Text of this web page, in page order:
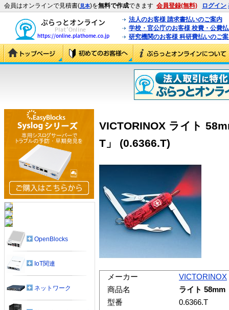
会員はオンラインで見積書(見本)を無料で作成できます 会員登録(無料) ログイン
法人のお客様 請求書払いのご案内
学校・官公庁のお客様 校費・公費
研究機関のお客様 科研費払いのご
VICTORINOX ライト
T」 (0.6366.T)
メーカー
VICTORINOX
商品名
ライト 58mm
型番
0.6366.T
OpenBlocks
IoT関連
ネットワーク